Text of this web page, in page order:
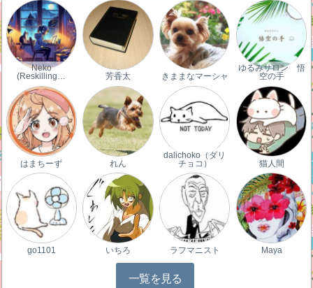
Neko
(Reskilling…
芳香太 きままなマーシャ
ゆるみサロン 悟
空の手
はまちーず れん
dalichoko（ダリ
チョコ）
猫人間
go1101 いちろ ラフマニスト Maya
一覧を見る